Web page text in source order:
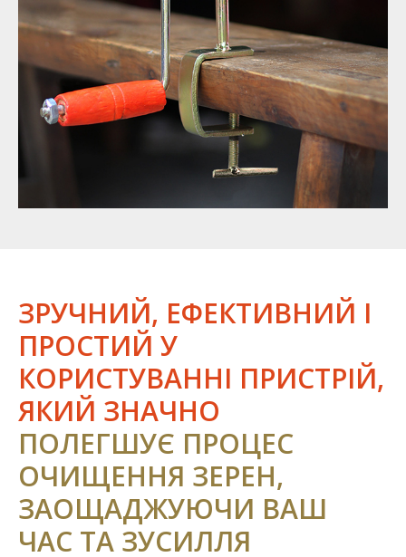
ЗРУЧНИЙ, ЕФЕКТИВНИЙ І
ПРОСТИЙ У
КОРИСТУВАННІ ПРИСТРІЙ,
ЯКИЙ ЗНАЧНО
ПОЛЕГШУЄ ПРОЦЕС
ОЧИЩЕННЯ ЗЕРЕН,
ЗАОЩАДЖУЮЧИ ВАШ
ЧАС ТА ЗУСИЛЛЯ